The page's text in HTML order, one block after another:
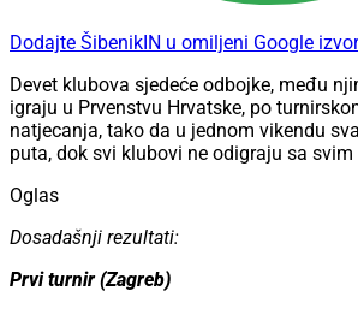
Dodajte ŠibenikIN u omiljeni Google izvor
Devet klubova sjedeće odbojke, među
igraju u Prvenstvu Hrvatske, po
natjecanja, tako da u jednom vikendu
puta, dok svi klubovi ne odigraju sa
Oglas
Dosadašnji rezultati:
Prvi turnir (Zagreb)